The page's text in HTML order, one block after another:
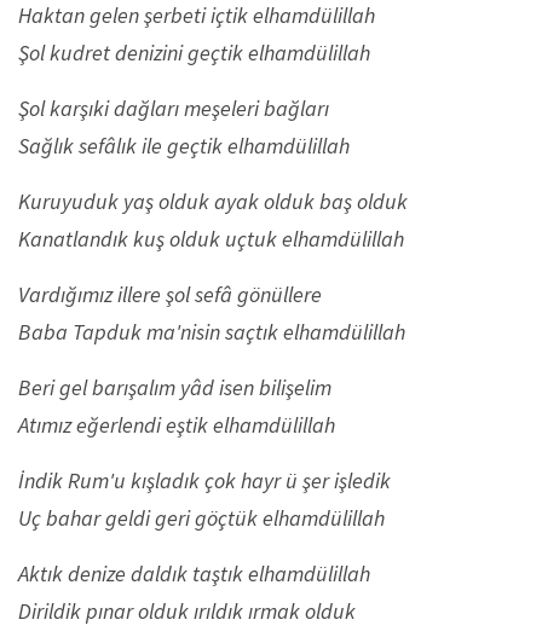
Haktan gelen şerbeti içtik elhamdülillah
Şol kudret denizini geçtik elhamdülillah
Şol karşıki dağları meşeleri bağları
Sağlık sefâlık ile geçtik elhamdülillah
Kuruyuduk yaş olduk ayak olduk baş olduk
Kanatlandık kuş olduk uçtuk elhamdülillah
Vardığımız illere şol sefâ gönüllere
Baba Tapduk ma'nisin saçtık elhamdülillah
Beri gel barışalım yâd isen bilişelim
Atımız eğerlendi eştik elhamdülillah
İndik Rum'u kışladık çok hayr ü şer işledik
Uç bahar geldi geri göçtük elhamdülillah
Aktık denize daldık taştık elhamdülillah
Dirildik pınar olduk ırıldık ırmak olduk